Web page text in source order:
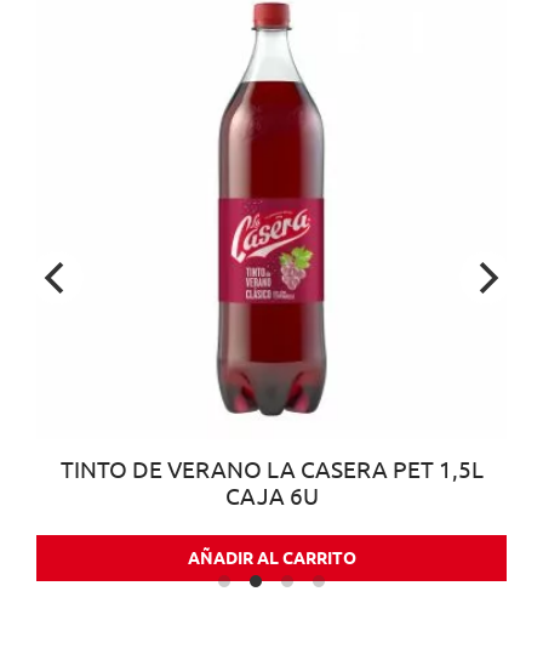
TINTO DE VERANO LA CASERA PET 1,5L
CAJA 6U
AÑADIR AL CARRITO